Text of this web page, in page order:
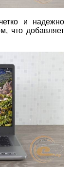
и надежно
что добавляет